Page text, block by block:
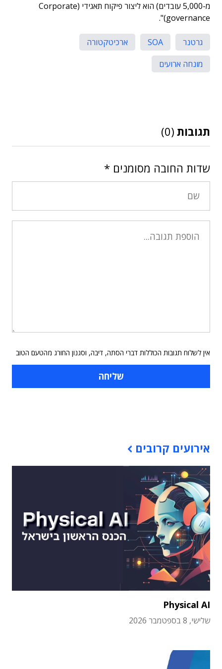
מ-5,000 עובדים) הוא ליצור פיקוח תאגידי (Corporate
governance)".
גרטנר SOA
ארכיטקטורה
מונחה ארועים
תגובות (0)
שדות החובה מסומנים *
אין לשלוח תגובות הכוללות דברי הסתה, דיבה, וסגנון החורג מהטעם הטוב
אירועים קרובים
Physical AI
שלישי, 8 בספטמבר 2026